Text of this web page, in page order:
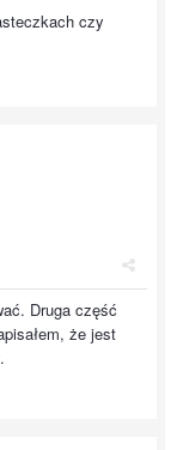
czy
Druga część
że jest